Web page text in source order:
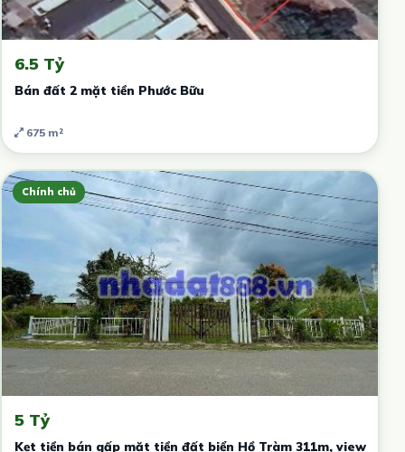
6.5 Tỷ
Bán đất 2 mặt tiền Phước Bữu
675 m²
Chính chủ
5 Tỷ
Kẹt tiền bán gấp mặt tiền đất biển Hồ Tràm 311m, view